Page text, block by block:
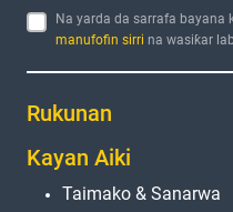
Na yarda da sarrafa bayana
manufofin sirri na wasiƙar
Rukunan
Kayan Aiki
Taimako & Sanarwa